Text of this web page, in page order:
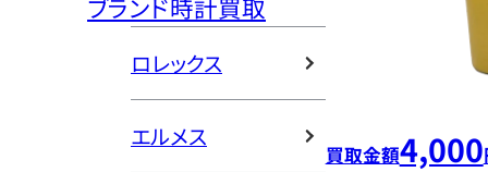
ブランド時計買取
ロレックス
エルメス
買取金額4,000